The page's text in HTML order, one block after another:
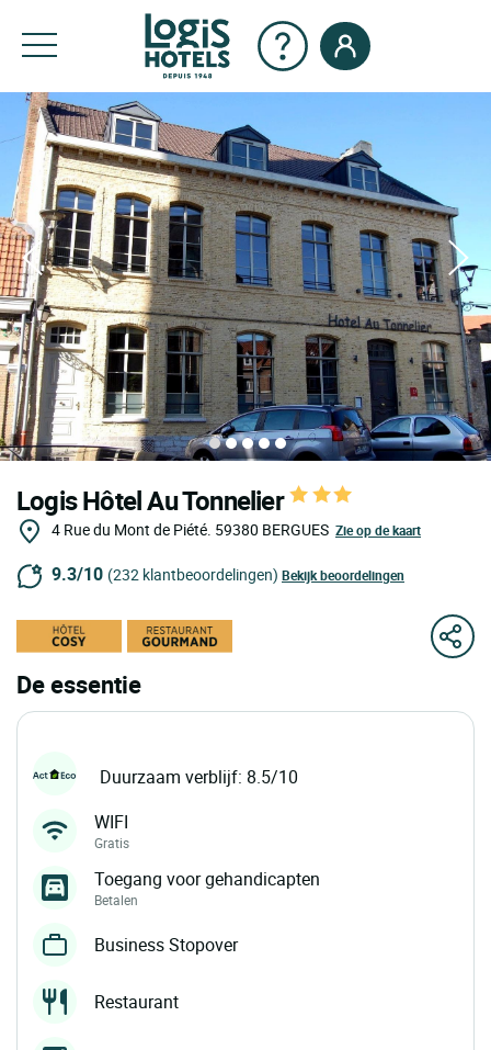
Logis Hôtel Au Tonnelier
4 Rue du Mont de Piété. 59380 BERGUES Zie op de kaart
9.3/10 (232 klantbeoordelingen) Bekijk beoordelingen
De essentie
Duurzaam verblijf: 8.5/10
WIFI
Gratis
Toegang voor gehandicapten
Betalen
Business Stopover
Restaurant